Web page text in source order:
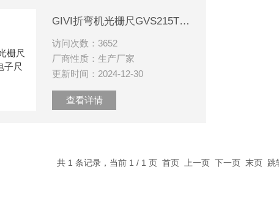
GIVI折弯机光栅尺GVS215T5E电子尺
访问次数：3652
厂商性质：生产厂家
更新时间：2024-12-30
查看详情
共 1 条记录，当前 1 / 1 页 首页 上一页 下一页 末页 跳